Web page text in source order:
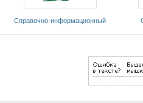
Cправочно-информационный
портал «Русский язык»